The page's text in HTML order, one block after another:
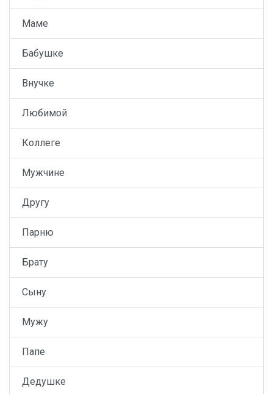
Маме
Бабушке
Внучке
Любимой
Коллеге
Мужчине
Другу
Парню
Брату
Сыну
Мужу
Папе
Дедушке